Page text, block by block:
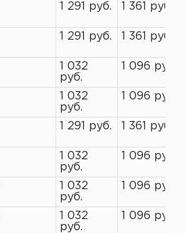
1 291 руб. 1 361 руб.
1 291 руб. 1 361 руб.
1 032
руб.
1 096 руб.
1 032
руб.
1 096 руб.
1 291 руб. 1 361 руб.
1 032
руб.
1 096 руб.
1 032
руб.
1 096 руб.
1 032
руб.
1 096 руб.